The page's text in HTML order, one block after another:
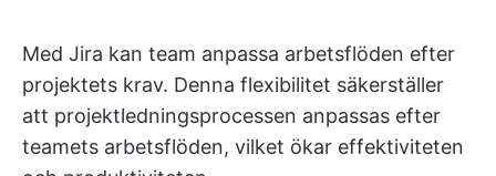
Med Jira kan team anpassa arbetsflöden efter
projektets krav. Denna flexibilitet säkerställer
att projektledningsprocessen anpassas efter
teamets arbetsflöden, vilket ökar effektiviteten